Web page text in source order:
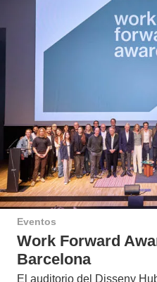
Eventos
Work Forward
Barcelona
El auditorio del Disseny